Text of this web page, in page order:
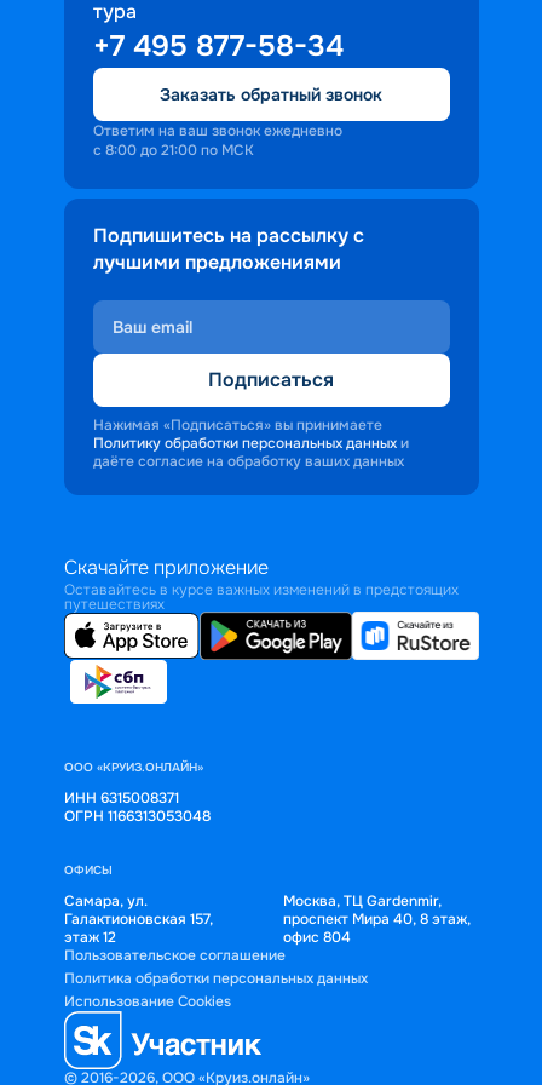
доброжелательность и заинтересованность
персонала корабля в каждом госте.
Ступая на борт теплохода, пассажиры
попадают в совершенно иную атмосферу,
где властвует тяга к приключениям и
открытиям.
тура
+7 495 877-58-34
Заказать обратный звонок
Ответим на ваш звонок ежедневно
с 8:00 до 21:00 по МСК
Подпишитесь на рассылку с
лучшими предложениями
Подписаться
Нажимая «Подписаться» вы принимаете
Политику обработки персональных данных и
даёте согласие на обработку ваших данных
Скачайте приложение
Оставайтесь в курсе важных изменений в предстоящих
путешествиях
ООО «КРУИЗ.ОНЛАЙН»
ИНН 6315008371
ОГРН 1166313053048
ОФИСЫ
Самара, ул.
Галактионовская 157,
этаж 12
Москва, ТЦ Gardenmir,
проспект Мира 40, 8 этаж,
офис 804
© 2016-2026, ООО «Круиз.онлайн»
Пользовательское соглашение
Политика обработки персональных данных
Использование Cookies